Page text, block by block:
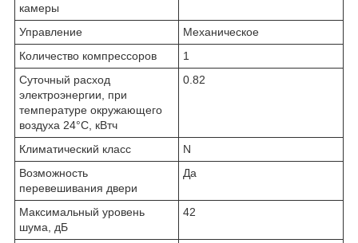
камеры
Управление
Механическое
Количество компрессоров
1
Суточный расход
электроэнергии, при
температуре окружающего
воздуха 24°C, кВтч
0.82
Климатический класс
N
Возможность
перевешивания двери
Да
Максимальный уровень
шума, дБ
42